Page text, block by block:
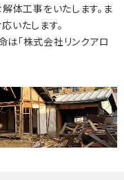
体工事をいたします。ま
いたします。
「株式会社リンクアロ